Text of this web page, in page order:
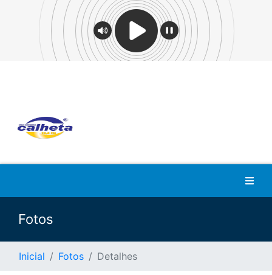
Fotos
Inicial Fotos Detalhes